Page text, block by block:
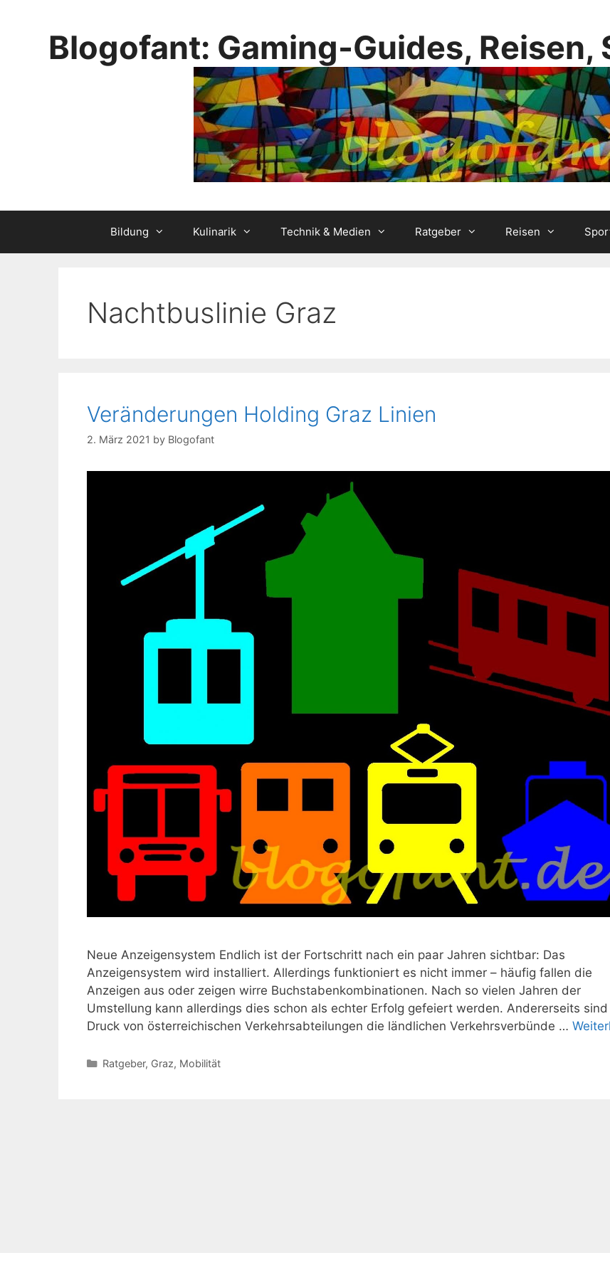
Blogofant: Gaming-Guides, Reisen,
Bildung Kulinarik Technik & Medien Ratgeber Reisen
Nachtbuslinie Graz
Veränderungen Holding Graz Linien
2. März 2021 by Blogofant
Neue Anzeigensystem Endlich ist der Fortschritt nach ein paar Jahren sichtbar: Das
Anzeigensystem wird installiert. Allerdings funktioniert es nicht immer – häufig fallen die
Anzeigen aus oder zeigen wirre Buchstabenkombinationen. Nach so vielen Jahren der
Umstellung kann allerdings dies schon als echter Erfolg gefeiert werden. Andererseits
Druck von österreichischen Verkehrsabteilungen die ländlichen Verkehrsverbünde …
Kategorien
Ratgeber, Graz, Mobilität